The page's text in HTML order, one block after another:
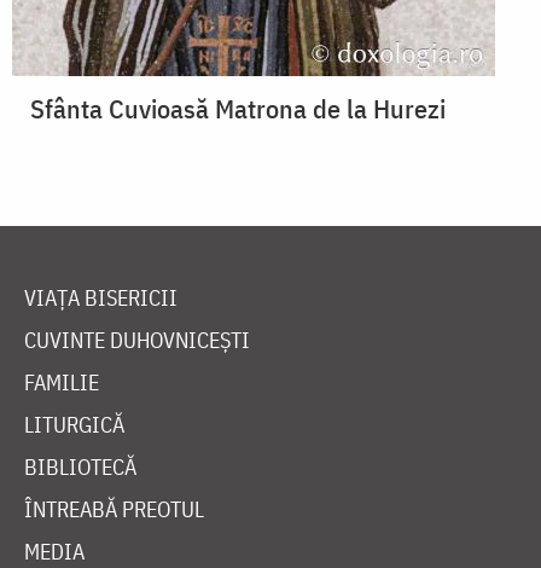
Sfânta Cuvioasă Matrona de la Hurezi
VIAȚA BISERICII
CUVINTE DUHOVNICEȘTI
FAMILIE
LITURGICĂ
BIBLIOTECĂ
ÎNTREABĂ PREOTUL
MEDIA